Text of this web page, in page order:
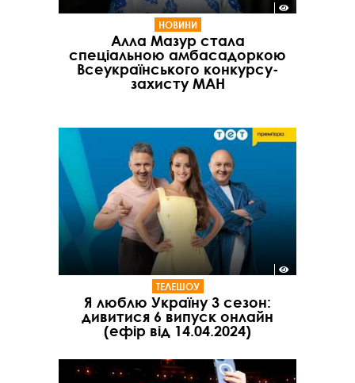
НОВИНИ
Алла Мазур стала
спеціальною амбасадоркою
Всеукраїнського конкурсу-
захисту МАН
ТЕЛЕШОУ
Я люблю Україну 3 сезон:
дивитися 6 випуск онлайн
(ефір від 14.04.2024)